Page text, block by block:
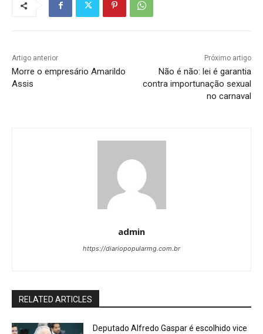
Artigo anterior
Morre o empresário Amarildo
Assis
Próximo artigo
Não é não: lei é garantia
contra importunação sexual
no carnaval
admin
https://diariopopularmg.com.br
RELATED ARTICLES
Deputado Alfredo Gaspar é escolhido vice